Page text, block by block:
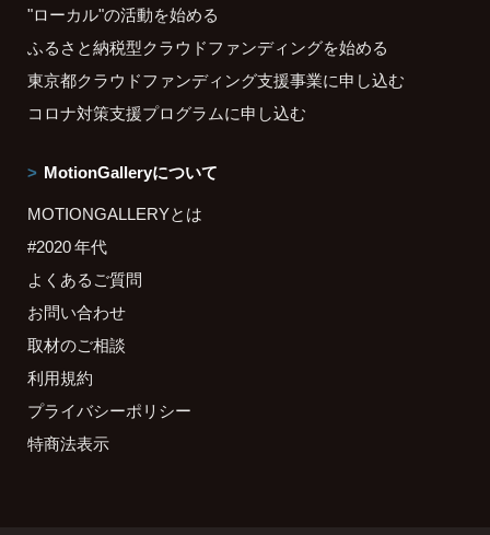
"ローカル"の活動を始める
ふるさと納税型クラウドファンディングを始める
東京都クラウドファンディング支援事業に申し込む
コロナ対策支援プログラムに申し込む
MotionGalleryについて
MOTIONGALLERYとは
#2020 年代
よくあるご質問
お問い合わせ
取材のご相談
利用規約
プライバシーポリシー
特商法表示